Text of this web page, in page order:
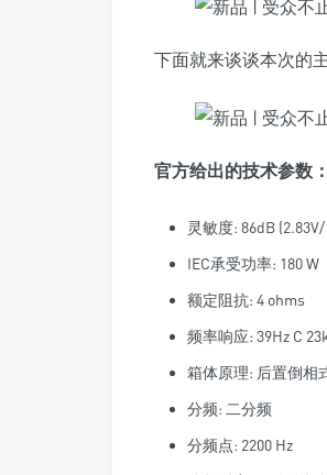
下面就来谈谈本次的
官方给出的技术参数：
灵敏度: 86dB
IEC承受功率: 180 W
额定阻抗: 4 ohms
频率响应: 39Hz C
箱体原理: 后置倒相
分频: 二分频
分频点: 2200 Hz